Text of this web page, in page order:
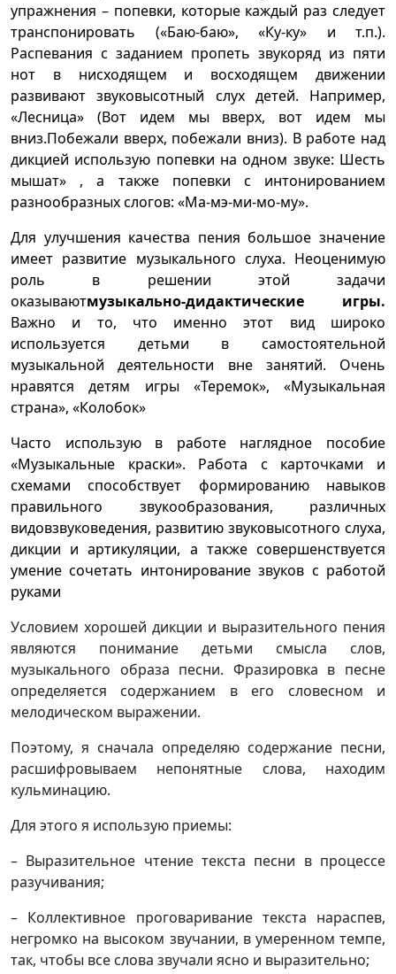
упражнения – попевки, которые каждый раз следует
транспонировать («Баю-баю», «Ку-ку» и т.п.).
Распевания с заданием пропеть звукоряд из пяти
нот в нисходящем и восходящем движении
развивают звуковысотный слух детей. Например,
«Лесница» (Вот идем мы вверх, вот идем мы
вниз.Побежали вверх, побежали вниз). В работе над
дикцией использую попевки на одном звуке: Шесть
мышат» , а также попевки с интонированием
разнообразных слогов: «Ма-мэ-ми-мо-му».
Для улучшения качества пения большое значение
имеет развитие музыкального слуха. Неоценимую
роль в решении этой задачи
оказываютмузыкально-дидактические игры.
Важно и то, что именно этот вид широко
используется детьми в самостоятельной
музыкальной деятельности вне занятий. Очень
нравятся детям игры «Теремок», «Музыкальная
страна», «Колобок»
Часто использую в работе наглядное пособие
«Музыкальные краски». Работа с карточками и
схемами способствует формированию навыков
правильного звукообразования, различных
видовзвуковедения, развитию звуковысотного слуха,
дикции и артикуляции, а также совершенствуется
умение сочетать интонирование звуков с работой
руками
Условием хорошей дикции и выразительного пения
являются понимание детьми смысла слов,
музыкального образа песни. Фразировка в песне
определяется содержанием в его словесном и
мелодическом выражении.
Поэтому, я сначала определяю содержание песни,
расшифровываем непонятные слова, находим
кульминацию.
Для этого я использую приемы:
– Выразительное чтение текста песни в процессе
разучивания;
– Коллективное проговаривание текста нараспев,
негромко на высоком звучании, в умеренном темпе,
так, чтобы все слова звучали ясно и выразительно;